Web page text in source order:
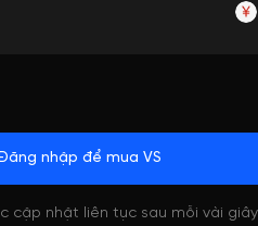
nhập để mua VS
cập nhật liên tục sau mỗi vài